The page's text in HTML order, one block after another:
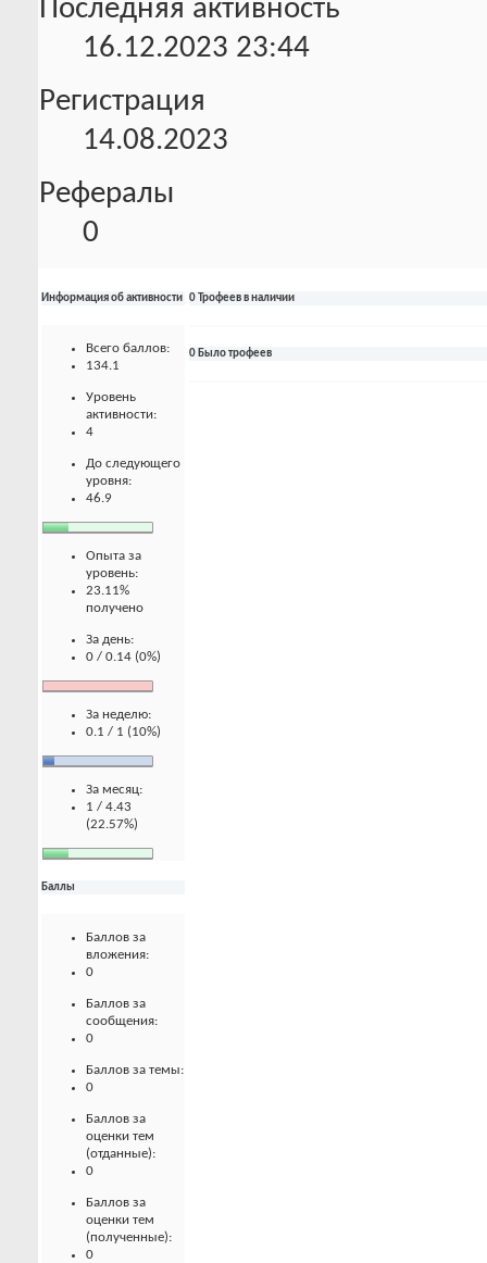
Последняя активность
16.12.2023 23:44
Регистрация
14.08.2023
Рефералы
0
Информация об активности
Всего баллов:
134.1
Уровень
активности:
4
До следующего
уровня:
46.9
Опыта за
уровень:
23.11%
получено
За день:
0 / 0.14 (0%)
За неделю:
0.1 / 1 (10%)
За месяц:
1 / 4.43
(22.57%)
Баллы
Баллов за
вложения:
0
Баллов за
сообщения:
0
Баллов за темы:
0
Баллов за
оценки тем
(отданные):
0
Баллов за
оценки тем
(полученные):
0
0 Трофеев в наличии
0 Было трофеев